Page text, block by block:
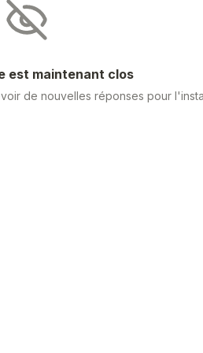
est maintenant clos
de nouvelles réponses pour